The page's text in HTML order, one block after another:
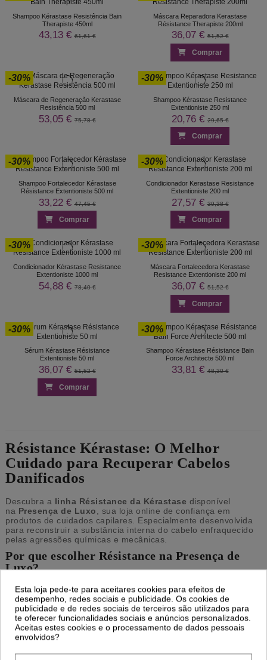
Shampoo Kérastase Resistência Bain
Therapiste 450ml
43,13 €61,61 €
Máscara Reparadora Kerastase
Résistance Therapiste 200ml
36,07 €51,52 €
Comprar
-30%
Máscara de Regeneração Kerastase
Resistência 500 ml
53,05 €75,78 €
-30%
Shampoo Kérastase Resistance
Extentioniste 250 ml
20,76 €29,65 €
Comprar
-30%
Shampoo Fortalecedor Kérastase
Résistance Extentioniste 500 ml
33,22 €47,45 €
Comprar
-30%
Condicionador Kerastase Resistance
Extentioniste 200 ml
27,57 €39,38 €
Comprar
-30%
Condicionador Kérastase Resistance
Extentioniste 1000 ml
54,88 €78,40 €
-30%
Máscara Fortalecedora Kerastase
Resistance Extentioniste 200 ml
36,07 €51,52 €
Comprar
-30%
Sérum Kérastase Résistance
Extentioniste 50 ml
36,07 €51,52 €
Comprar
-30%
Shampoo Kérastase Résistance Bain
Force Architecte 500 ml
33,81 €48,30 €
Résistance Kérastase: O Melhor
Cuidado para Recuperar Cabelos
Danificados
Descubra a linha Résistance da Kérastase disponível
na Presença de Luxo , sua loja online de confiança em
produtos de cuidados capilares. Especialmente desenvolvida
para reconstruir a substância interna do cabelo enfraquecido
pelas agressões químicas e mecânicas.
Por que escolher Résistance na Presença de
Luxo?
Combate ao Dano Capilar:Reconstrói a substância interna
do cabelo enfraquecido pelas agressões químicas e
mecânicas.
Cabelo Mais Forte:Devolve a força e resistência ao cabelo
Cresciemento e Brilho:
Esta loja pede-te para aceitares cookies para efeitos de
desempenho, redes sociais e publicidade. Os cookies de
publicidade e de redes sociais de terceiros são utilizados para
te oferecer funcionalidades sociais e anúncios personalizados.
Aceitas estes cookies e o processamento de dados pessoais
envolvidos?